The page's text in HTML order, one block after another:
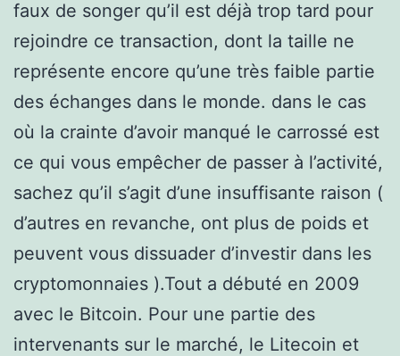
faux de songer qu’il est déjà trop tard pour
rejoindre ce transaction, dont la taille ne
représente encore qu’une très faible partie
des échanges dans le monde. dans le cas
où la crainte d’avoir manqué le carrossé est
ce qui vous empêcher de passer à l’activité,
sachez qu’il s’agit d’une insuffisante raison (
d’autres en revanche, ont plus de poids et
peuvent vous dissuader d’investir dans les
cryptomonnaies ).Tout a débuté en 2009
avec le Bitcoin. Pour une partie des
intervenants sur le marché, le Litecoin et